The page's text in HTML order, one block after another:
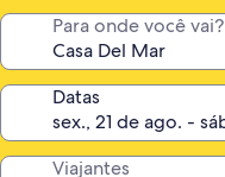
Para onde você vai?
Datas
Viajantes